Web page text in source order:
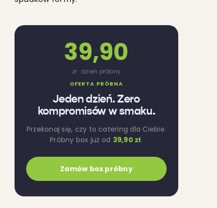
OFERTA PRÓBNA
Jeden dzień. Zero
kompromisów w smaku.
Przekonaj się, czy to catering dla Ciebie.
Próbny box już od 39,90 zł.
Zamów box próbny
39,90
zł · dzień próbny